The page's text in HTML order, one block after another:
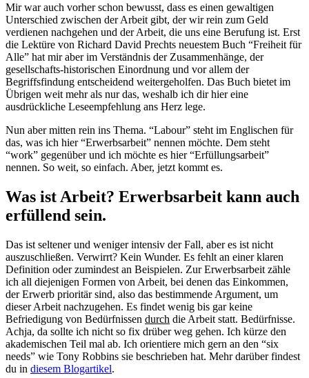
Mir war auch vorher schon bewusst, dass es einen gewaltigen
Unterschied zwischen der Arbeit gibt, der wir rein zum Geld
verdienen nachgehen und der Arbeit, die uns eine Berufung ist. Erst
die Lektüre von Richard David Prechts neuestem Buch “Freiheit für
Alle” hat mir aber im Verständnis der Zusammenhänge, der
gesellschafts-historischen Einordnung und vor allem der
Begriffsfindung entscheidend weitergeholfen. Das Buch bietet im
Übrigen weit mehr als nur das, weshalb ich dir hier eine
ausdrückliche Leseempfehlung ans Herz lege.
Nun aber mitten rein ins Thema. “Labour” steht im Englischen für
das, was ich hier “Erwerbsarbeit” nennen möchte. Dem steht
“work” gegenüber und ich möchte es hier “Erfüllungsarbeit”
nennen. So weit, so einfach. Aber, jetzt kommt es.
Was ist Arbeit? Erwerbsarbeit kann auch
erfüllend sein.
Das ist seltener und weniger intensiv der Fall, aber es ist nicht
auszuschließen. Verwirrt? Kein Wunder. Es fehlt an einer klaren
Definition oder zumindest an Beispielen. Zur Erwerbsarbeit zähle
ich all diejenigen Formen von Arbeit, bei denen das Einkommen,
der Erwerb prioritär sind, also das bestimmende Argument, um
dieser Arbeit nachzugehen. Es findet wenig bis gar keine
Befriedigung von Bedürfnissen durch die Arbeit statt. Bedürfnisse.
Achja, da sollte ich nicht so fix drüber weg gehen. Ich kürze den
akademischen Teil mal ab. Ich orientiere mich gern an den “six
needs” wie Tony Robbins sie beschrieben hat. Mehr darüber findest
du in diesem Blogartikel.